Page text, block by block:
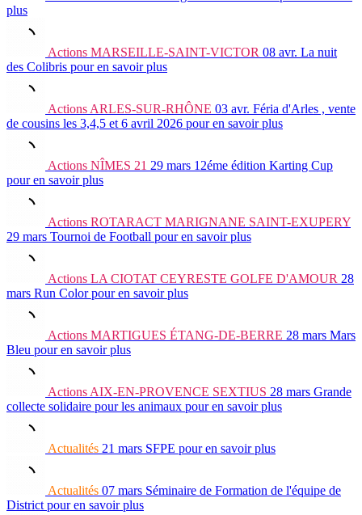
plus
Actions MARSEILLE-SAINT-VICTOR 08 avr. La nuit
des Colibris pour en savoir plus
Actions ARLES-SUR-RHÔNE 03 avr. Féria d'Arles , vente
de cousins les 3,4,5 et 6 avril 2026 pour en savoir plus
Actions NÎMES 21 29 mars 12éme édition Karting Cup
pour en savoir plus
Actions ROTARACT MARIGNANE SAINT-EXUPERY
29 mars Tournoi de Football pour en savoir plus
Actions LA CIOTAT CEYRESTE GOLFE D'AMOUR 28
mars Run Color pour en savoir plus
Actions MARTIGUES ÉTANG-DE-BERRE 28 mars Mars
Bleu pour en savoir plus
Actions AIX-EN-PROVENCE SEXTIUS 28 mars Grande
collecte solidaire pour les animaux pour en savoir plus
Actualités 21 mars SFPE pour en savoir plus
Actualités 07 mars Séminaire de Formation de l'équipe de
District pour en savoir plus